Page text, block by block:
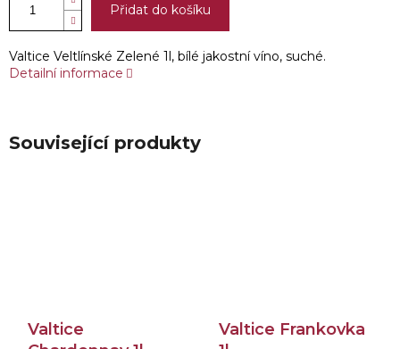
Přidat do košíku
Valtice Veltlínské Zelené 1l, bílé jakostní víno, suché.
Detailní informace
Související produkty
Valtice
Valtice Frankovka